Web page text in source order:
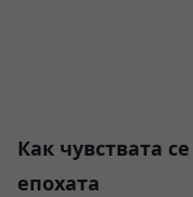
Как чувствата
епохата